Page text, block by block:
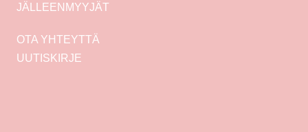
JÄLLEENMYYJÄT
OTA YHTEYTTÄ
UUTISKIRJE